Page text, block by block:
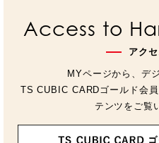
Access to
アク
MYページから、デ
TS CUBIC CARDゴールド会
テンツをご覧